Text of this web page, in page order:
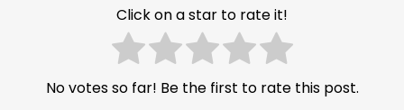
Click on a star to rate it!
No votes so far! Be the first to rate this post.